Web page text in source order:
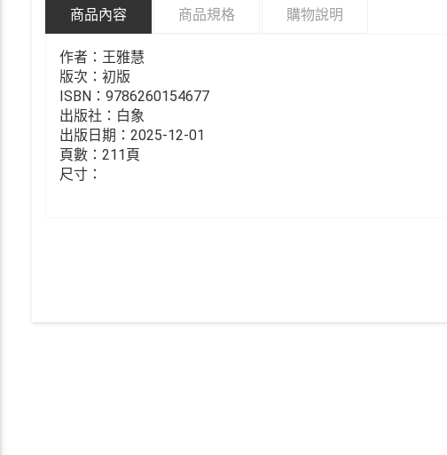
商品內容 商品規格 購物說明
作者：王雅慧
版次：初版
ISBN：9786260154677
出版社：白象
出版日期：2025-12-01
頁數：211頁
尺寸：